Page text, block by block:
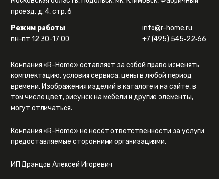
проезд, д. 4, стр. 6
Режим работы
пн-пт 12:30-17:00
info@r-home.ru
+7 (495) 545‑22‑66
Компания «R-Home» оставляет за собой право изменять
комплектацию, условия сервиса, цены в любой период
времени. Изображения изделий в каталоге и на сайте, в
том числе цвет, рисунок на мебели и другие элементы,
могут отличаться.
Компания «R-Home» не несёт ответственности за услуги
предоставляемые сторонними организациями.
ИП Дранцов Алексей Игоревич